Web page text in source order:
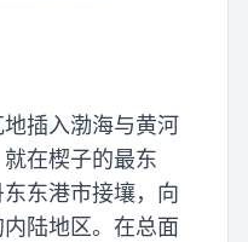
插入渤海与黄河
在楔子的最东
东港市接壤，向
陆地区。在总面